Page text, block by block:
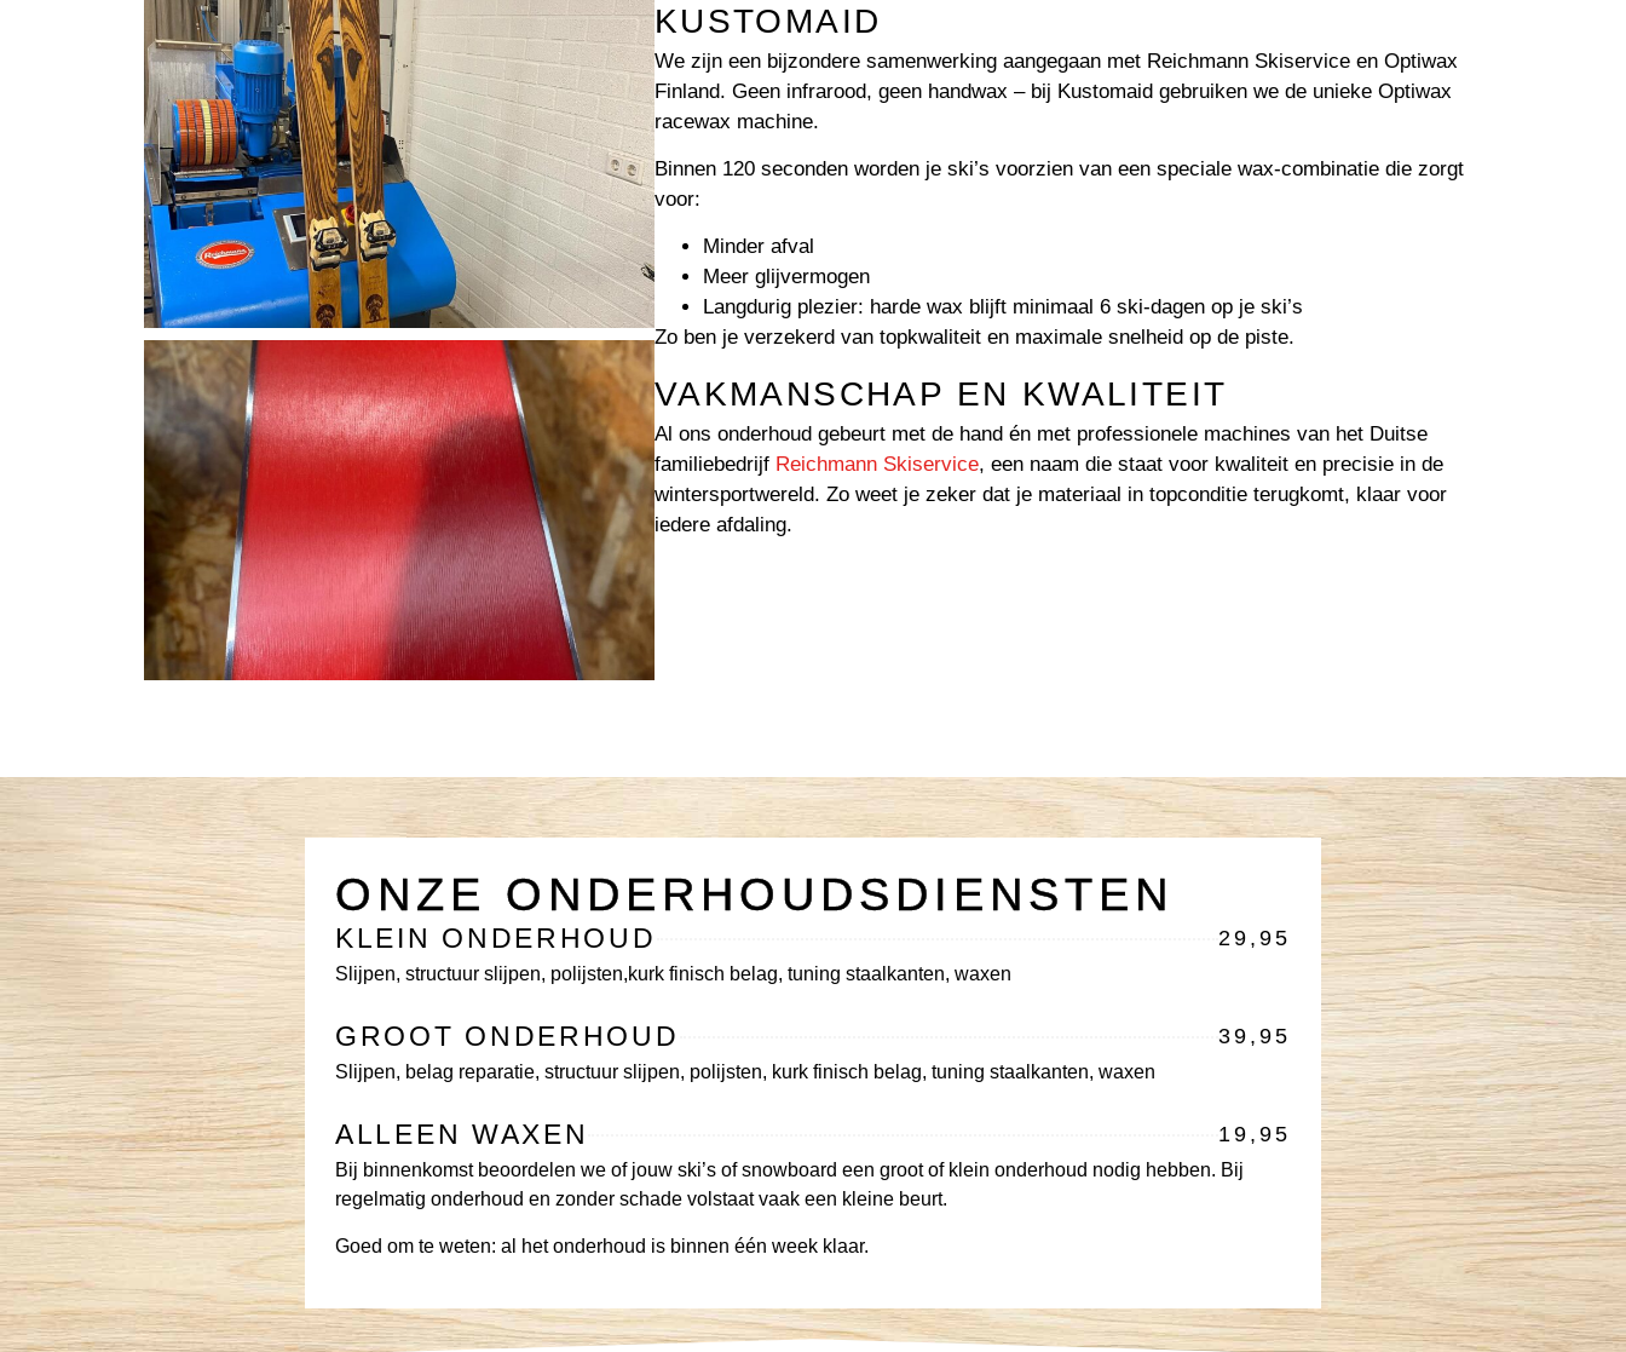
KUSTOMAID
We zijn een bijzondere samenwerking aangegaan met Reichmann Skiservice en Optiwax
Finland. Geen infrarood, geen handwax – bij Kustomaid gebruiken we de unieke Optiwax
racewax machine.
Binnen 120 seconden worden je ski’s voorzien van een speciale wax-combinatie die zorgt
voor:
Minder afval
Meer glijvermogen
Langdurig plezier: harde wax blijft minimaal 6 ski-dagen op je ski’s
Zo ben je verzekerd van topkwaliteit en maximale snelheid op de piste.
VAKMANSCHAP EN KWALITEIT
Al ons onderhoud gebeurt met de hand én met professionele machines van het Duitse
familiebedrijf Reichmann Skiservice, een naam die staat voor kwaliteit en precisie in de
wintersportwereld. Zo weet je zeker dat je materiaal in topconditie terugkomt, klaar voor
iedere afdaling.
ONZE ONDERHOUDSDIENSTEN
KLEIN ONDERHOUD 29,95
Slijpen, structuur slijpen, polijsten,kurk finisch belag, tuning staalkanten, waxen
GROOT ONDERHOUD 39,95
Slijpen, belag reparatie, structuur slijpen, polijsten, kurk finisch belag, tuning staalkanten, waxen
ALLEEN WAXEN 19,95
Bij binnenkomst beoordelen we of jouw ski’s of snowboard een groot of klein onderhoud nodig hebben. Bij
regelmatig onderhoud en zonder schade volstaat vaak een kleine beurt.
Goed om te weten: al het onderhoud is binnen één week klaar.